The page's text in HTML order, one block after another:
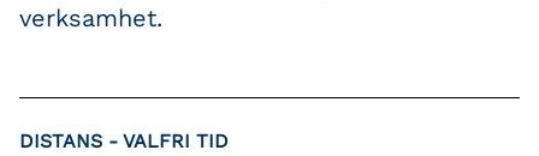
verksamhet.
DISTANS - VALFRI TID